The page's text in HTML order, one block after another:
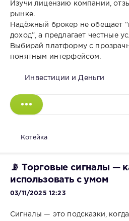
Изучи лицензию компании,
рынке.
Надёжный брокер не обещает
доход”, а предлагает честные
Выбирай платформу с
понятным интерфейсом.
Инвестиции и Деньги
Котейка
📡 Торговые сигналы —
использовать с умом
03/11/2025 12:23
Сигналы — это подсказки,